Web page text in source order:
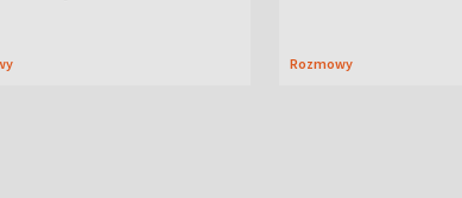
Rozmowy